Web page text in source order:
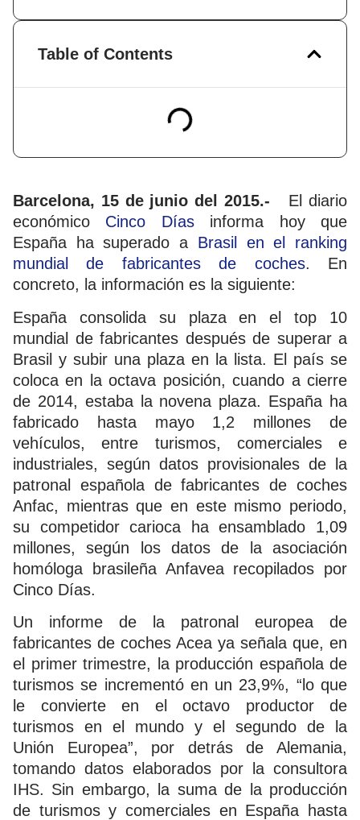
Table of Contents
Barcelona, 15 de junio del 2015.- El diario
económico Cinco Díasinforma hoy que
España ha superado a Brasil en el ranking
mundial de fabricantes de coches. En
concreto, la información es la siguiente:
España consolida su plaza en el top 10
mundial de fabricantes después de superar a
Brasil y subir una plaza en la lista. El país se
coloca en la octava posición, cuando a cierre
de 2014, estaba la novena plaza. España ha
fabricado hasta mayo 1,2 millones de
vehículos, entre turismos, comerciales e
industriales, según datos provisionales de la
patronal española de fabricantes de coches
Anfac, mientras que en este mismo periodo,
su competidor carioca ha ensamblado 1,09
millones, según los datos de la asociación
homóloga brasileña Anfavea recopilados por
Cinco Días.
Un informe de la patronal europea de
fabricantes de coches Acea ya señala que, en
el primer trimestre, la producción española de
turismos se incrementó en un 23,9%, “lo que
le convierte en el octavo productor de
turismos en el mundo y el segundo de la
Unión Europea”, por detrás de Alemania,
tomando datos elaborados por la consultora
IHS. Sin embargo, la suma de la producción
de turismos y comerciales en España hasta